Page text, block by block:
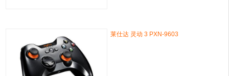
莱仕达 灵动 3 PXN-9603